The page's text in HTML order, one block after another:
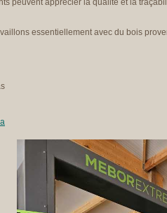
peuvent apprécier la qualité et la
essentiellement avec du bois